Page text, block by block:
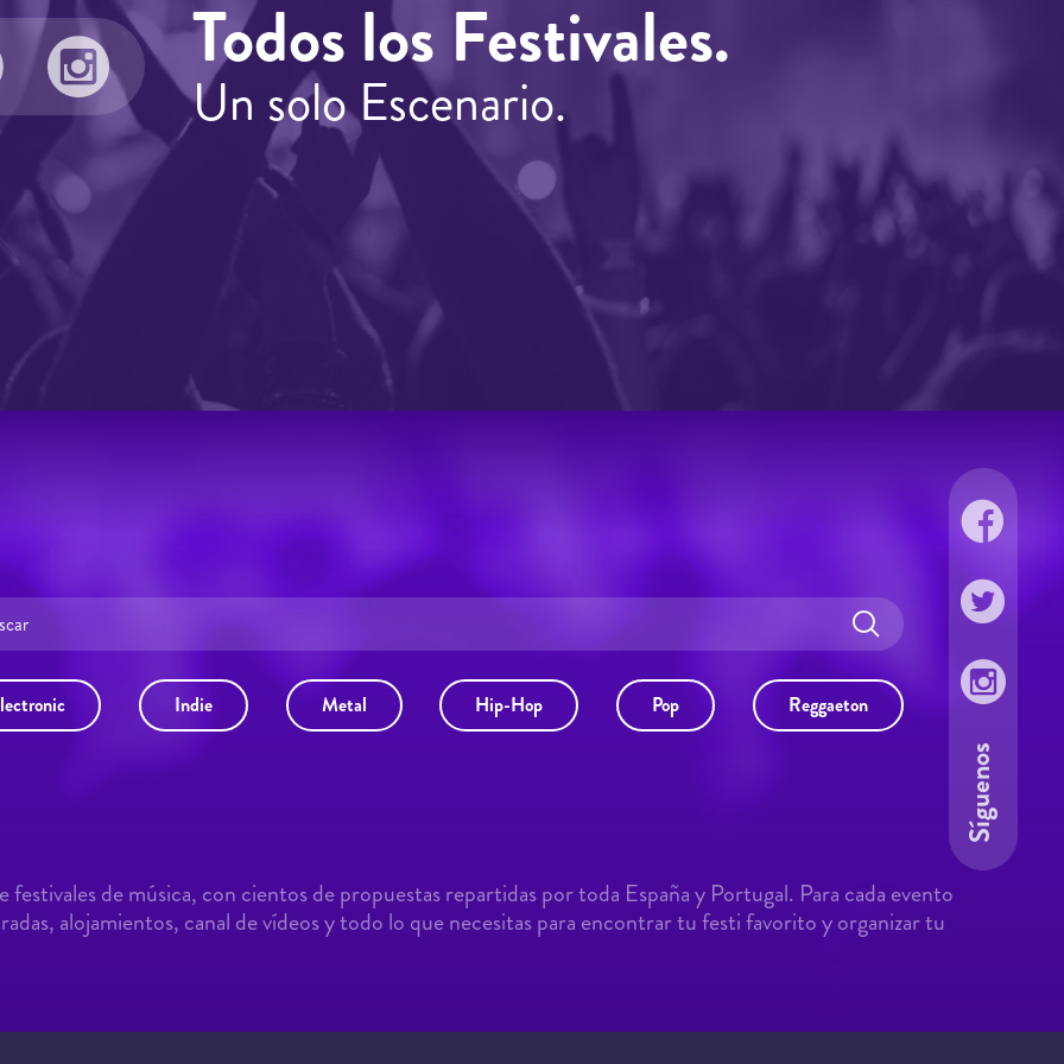
Todos los Festivales.
Un solo Escenario.
Indie Metal Hip-Hop Pop Reggaeton
Síguenos
de música, con cientos de propuestas repartidas por toda España y Portugal. Para cada evento
alojamientos, canal de vídeos y todo lo que necesitas para encontrar tu festi favorito y organizar tu